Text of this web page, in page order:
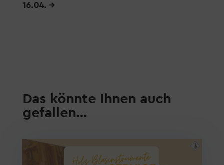
16.04. →
Das könnte Ihnen auch
gefallen…